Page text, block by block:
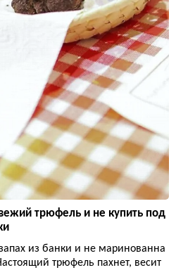
трюфель и не купить под
из банки и не маринованна
трюфель пахнет, весит